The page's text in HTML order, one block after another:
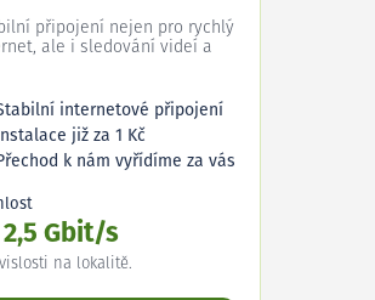
připojení nejen pro rychlý
ale i sledování videí a
internetové připojení
Instalace již za 1 Kč
k nám vyřídíme za vás
2,5 Gbit/s
na lokalitě.